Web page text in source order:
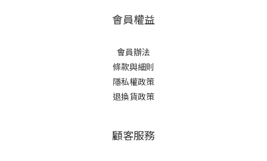
會員權益
會員辦法
條款與細則
隱私權政策
退換貨政策
顧客服務